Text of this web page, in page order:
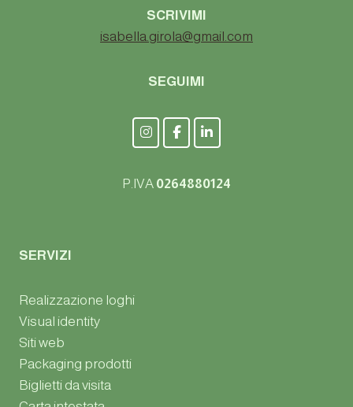
SCRIVIMI
isabella.girola@gmail.com
SEGUIMI
P.IVA 0264880124
SERVIZI
Realizzazione loghi
Visual identity
Siti web
Packaging prodotti
Biglietti da visita